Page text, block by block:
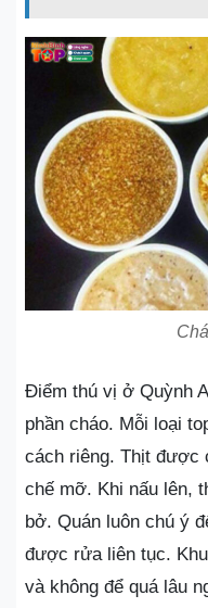
Điểm thú vị ở Quỳnh
phần cháo. Mỗi loại
cách riêng. Thịt được
chế mỡ. Khi nấu lên,
bở. Quán luôn chú ý
được rửa liên tục.
và không để quá lâu